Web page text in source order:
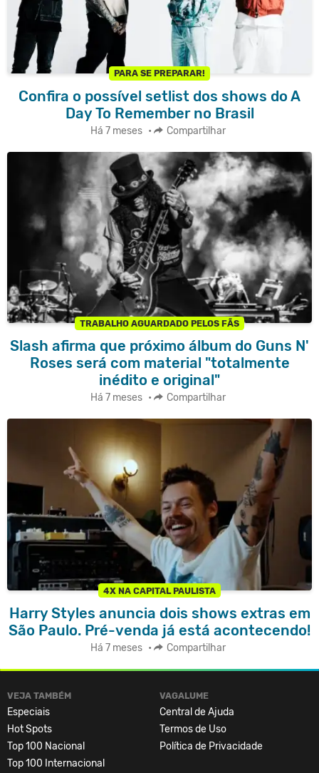
PARA SE PREPARAR!
Confira o possível setlist dos shows do A
Day To Remember no Brasil
Há 7 meses • Compartilhar
TRABALHO AGUARDADO PELOS FÃS
Slash afirma que próximo álbum do Guns N'
Roses será com material "totalmente
inédito e original"
Há 7 meses • Compartilhar
4X NA CAPITAL PAULISTA
Harry Styles anuncia dois shows extras em
São Paulo. Pré-venda já está acontecendo!
Há 7 meses • Compartilhar
VEJA TAMBÉM
Especiais
Hot Spots
Top 100 Nacional
Top 100 Internacional
VAGALUME
Central de Ajuda
Termos de Uso
Política de Privacidade